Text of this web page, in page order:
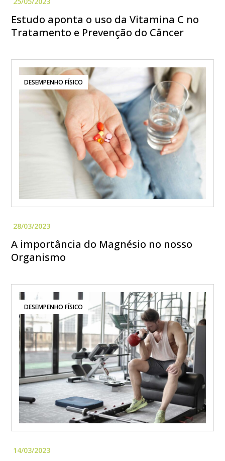
Estudo aponta o uso da Vitamina C no
Tratamento e Prevenção do Câncer
DESEMPENHO FÍSICO
A importância do Magnésio no nosso
Organismo
DESEMPENHO FÍSICO